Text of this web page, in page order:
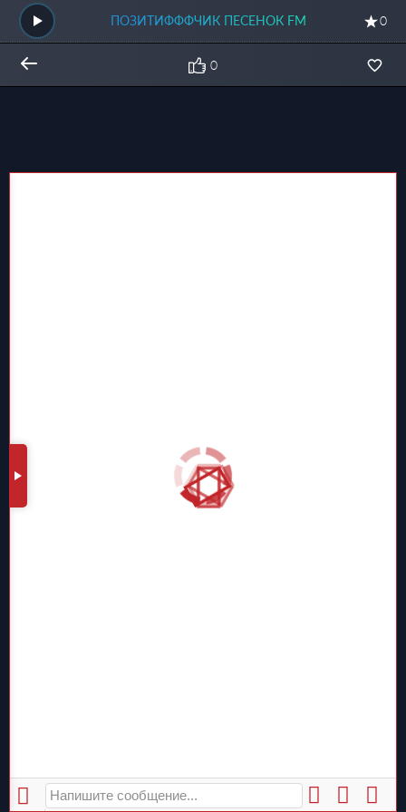
ПОЗИТИФФФЧИК ПЕСЕНОК FM 0
0